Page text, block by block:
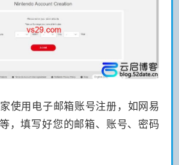
使用电子邮箱账号注册，如网易
，填写好您的邮箱、账号、密码